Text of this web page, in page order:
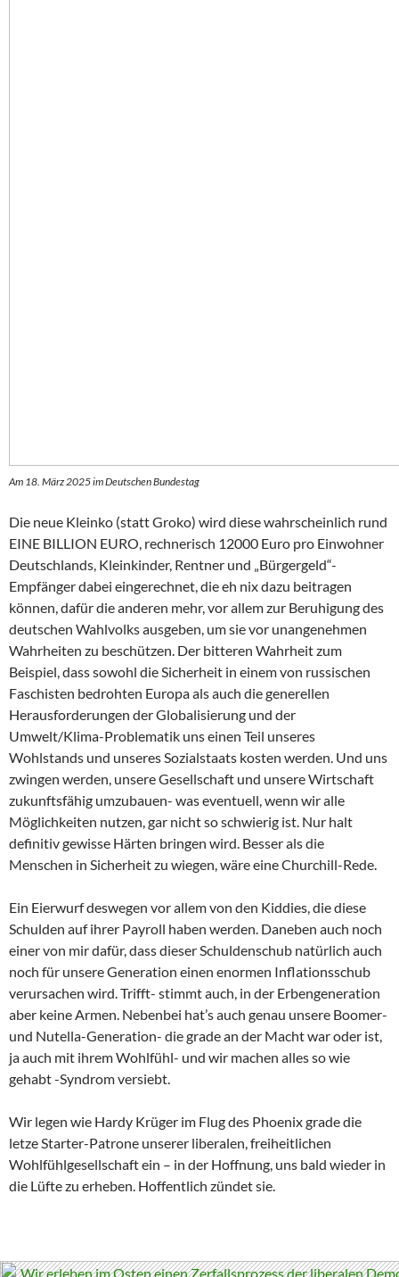
Am 18. März 2025 im Deutschen Bundestag
Die neue Kleinko (statt Groko) wird diese wahrscheinlich rund
EINE BILLION EURO, rechnerisch 12000 Euro pro Einwohner
Deutschlands, Kleinkinder, Rentner und „Bürgergeld“-
Empfänger dabei eingerechnet, die eh nix dazu beitragen
können, dafür die anderen mehr, vor allem zur Beruhigung des
deutschen Wahlvolks ausgeben, um sie vor unangenehmen
Wahrheiten zu beschützen. Der bitteren Wahrheit zum
Beispiel, dass sowohl die Sicherheit in einem von russischen
Faschisten bedrohten Europa als auch die generellen
Herausforderungen der Globalisierung und der
Umwelt/Klima-Problematik uns einen Teil unseres
Wohlstands und unseres Sozialstaats kosten werden. Und uns
zwingen werden, unsere Gesellschaft und unsere Wirtschaft
zukunftsfähig umzubauen- was eventuell, wenn wir alle
Möglichkeiten nutzen, gar nicht so schwierig ist. Nur halt
definitiv gewisse Härten bringen wird. Besser als die
Menschen in Sicherheit zu wiegen, wäre eine Churchill-Rede.
Ein Eierwurf deswegen vor allem von den Kiddies, die diese
Schulden auf ihrer Payroll haben werden. Daneben auch noch
einer von mir dafür, dass dieser Schuldenschub natürlich auch
noch für unsere Generation einen enormen Inflationsschub
verursachen wird. Trifft- stimmt auch, in der Erbengeneration
aber keine Armen. Nebenbei hat’s auch genau unsere Boomer-
und Nutella-Generation- die grade an der Macht war oder ist,
ja auch mit ihrem Wohlfühl- und wir machen alles so wie
gehabt -Syndrom versiebt.
Wir legen wie Hardy Krüger im Flug des Phoenix grade die
letze Starter-Patrone unserer liberalen, freiheitlichen
Wohlfühlgesellschaft ein – in der Hoffnung, uns bald wieder in
die Lüfte zu erheben. Hoffentlich zündet sie.